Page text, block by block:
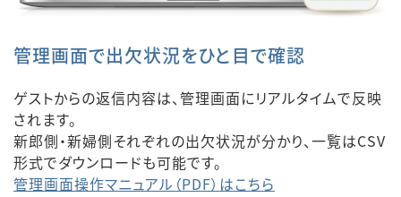
管理画面で出欠状況をひと目で確認
ゲストからの返信内容は、管理画面にリアルタイムで反映
されます。
新郎側・新婦側それぞれの出欠状況が分かり、一覧はCSV
形式でダウンロードも可能です。
管理画面操作マニュアル（PDF）はこちら